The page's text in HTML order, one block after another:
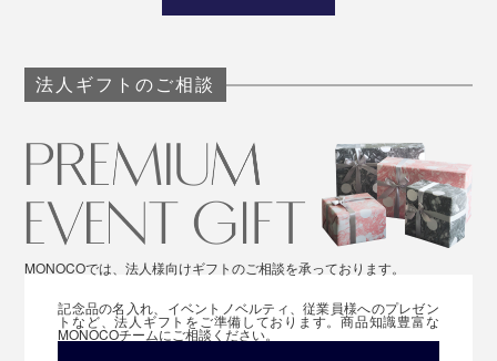
法人ギフトのご相談
MONOCOでは、法人様向けギフトのご相談を承っております。
記念品の名入れ、イベントノベルティ、従業員様へのプレゼン
トなど、法人ギフトをご準備しております。商品知識豊富な
MONOCOチームにご相談ください。